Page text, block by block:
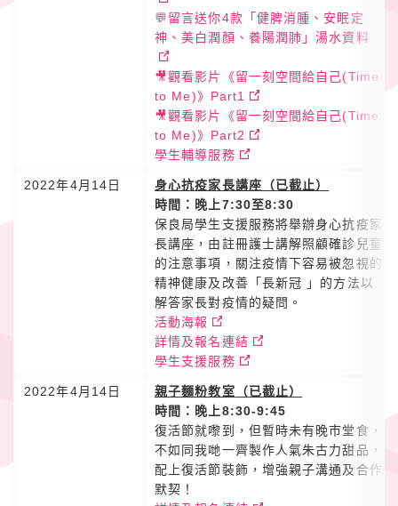
💬留言送你4款「健脾消腫、安眠定
神、美白潤顏、養陽潤肺」湯水資料
🎥觀看影片《留一刻空間給自己(Time
to Me)》Part1
🎥觀看影片《留一刻空間給自己(Time
to Me)》Part2
學生輔導服務
2022年4月14日
身心抗疫家長講座（已截止）
時間：晚上7:30至8:30
保良局學生支援服務將舉辦身心抗疫家
長講座，由註冊護士講解照顧確診兒童
的注意事項，關注疫情下容易被忽視的
精神健康及改善「長新冠 」的方法以
解答家長對疫情的疑問。
活動海報
詳情及報名連結
學生支援服務
2022年4月14日 親子麵粉教室 （已截止）
時間：晚上8:30-9:45
復活節就嚟到，但暫時未有晚市堂食，
不如同我哋一齊製作人氣朱古力甜品，
配上復活節裝飾，增強親子溝通及合作
默契！